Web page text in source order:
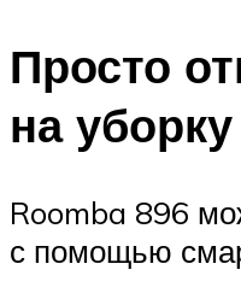
Просто
на уборку
Roomba 896
с помощью